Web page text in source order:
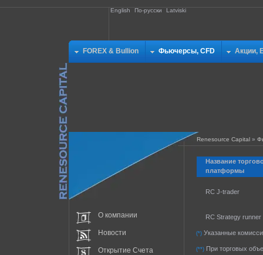
English По-русски Latviski
FOREX & Bullion Фьючерсы, CFD Акции,
Renesource Capital »
Название
платформы
RC J-trader
RC Strategy runner
(*) Указанные
(**) При торговых
О компании
Новости
Открытие Счета